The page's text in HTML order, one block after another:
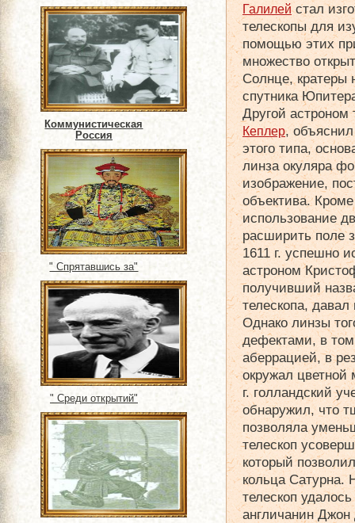
Коммунистическая
Россия
" Спрятавшись за"
" Среди открытий"
Галилейстал
телескопы для
помощью этих
множество
Солнце, кратеры
спутника
Другой
Кеплер,
этого типа,
линза окуляра
изображение,
объектива.
использование
расширить поле
1611 г. успешно
астроном
получивший
телескопа,
Однако линзы
дефектами, в
аберрацией, в
окружал цветной
г. голландский
обнаружил, что
позволяла
телескоп
который
кольца Сатурна.
телескоп
англичанин